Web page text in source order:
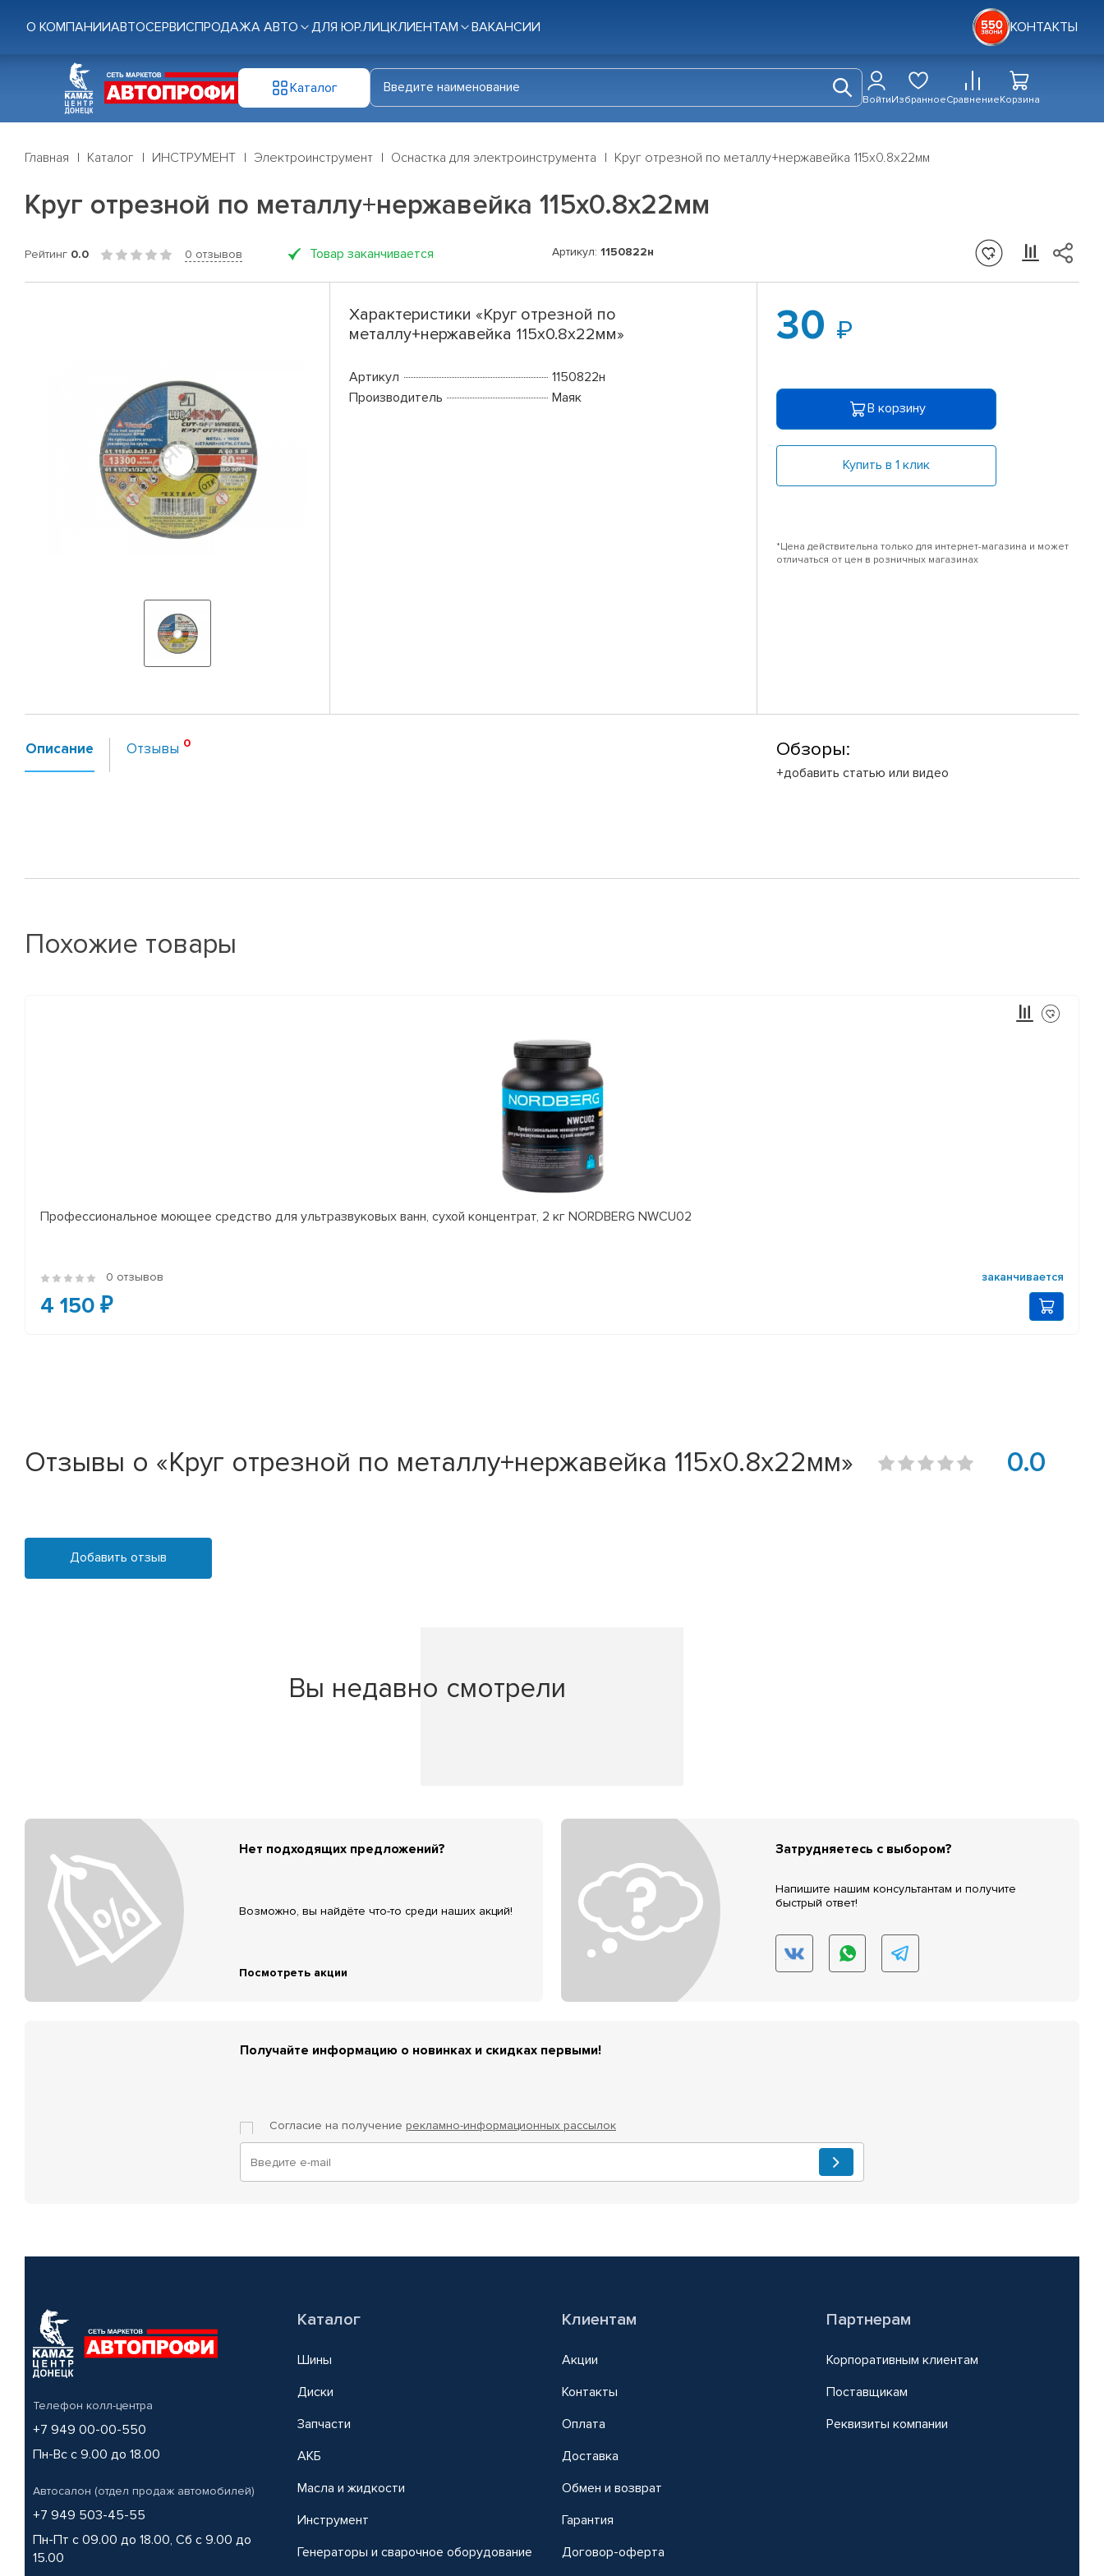
О КОМПАНИИАВТОСЕРВИСПРОДАЖА АВТО ДЛЯ ЮР.ЛИЦКЛИЕНТАМ ВАКАНСИИ КОНТАКТЫ
Каталог
ВойтиИзбранноеСравнениеКорзина
Главная Каталог ИНСТРУМЕНТ Электроинструмент Оснастка для электроинструмента Круг отрезной по металлу+нержавейка 115х0.8х22мм
Круг отрезной по металлу+нержавейка 115х0.8х22мм
Рейтинг 0.0 0 отзывов Товар заканчивается Артикул: 1150822н
Характеристики «Круг отрезной по
металлу+нержавейка 115х0.8х22мм»
Артикул
1150822н
Производитель
Маяк
30
В корзину
Купить в 1 клик
*Цена действительна только для интернет-магазина и может
отличаться от цен в розничных магазинах
Описание Отзывы Обзоры:
+добавить статью или видео
Похожие товары
Профессиональное моющее средство для ультразвуковых ванн, сухой концентрат, 2 кг NORDBERG NWCU02
0 отзывов заканчивается
4 150 ₽
Отзывы о «Круг отрезной по металлу+нержавейка 115х0.8х22мм» 0.0
Добавить отзыв
Вы недавно смотрели
Нет подходящих предложений?
Возможно, вы найдёте что-то среди наших акций!
Посмотреть акции
Затрудняетесь с выбором?
Напишите нашим консультантам и получите
быстрый ответ!
Получайте информацию о новинках и скидках первыми!
Согласие на получение рекламно-информационных рассылок
Телефон колл-центра
+7 949 00-00-550
Пн-Вс с 9.00 до 18.00
Автосалон (отдел продаж автомобилей)
+7 949 503-45-55
Пн-Пт с 09.00 до 18.00, Сб с 9.00 до
15.00
Каталог
Шины
Диски
Запчасти
АКБ
Масла и жидкости
Инструмент
Генераторы и сварочное оборудование
Клиентам
Акции
Контакты
Оплата
Доставка
Обмен и возврат
Гарантия
Договор-оферта
Партнерам
Корпоративным клиентам
Поставщикам
Реквизиты компании